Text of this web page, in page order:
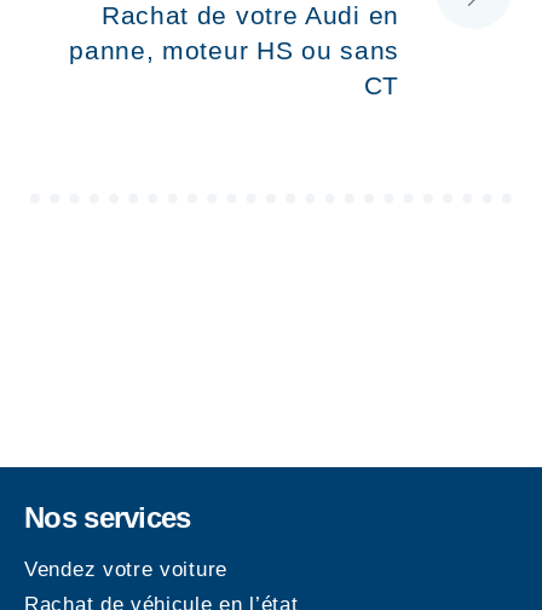
Rachat de votre Audi en
panne, moteur HS ou sans
CT
Nos services
Vendez votre voiture
Rachat de véhicule en l’état